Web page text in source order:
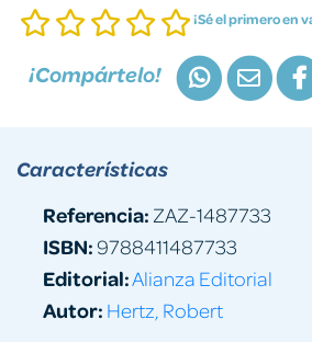
¡Sé el primero en
¡Compártelo!
Características
Referencia: ZAZ-1487733
ISBN:9788411487733
Editorial:Alianza Editorial
Autor: Hertz, Robert